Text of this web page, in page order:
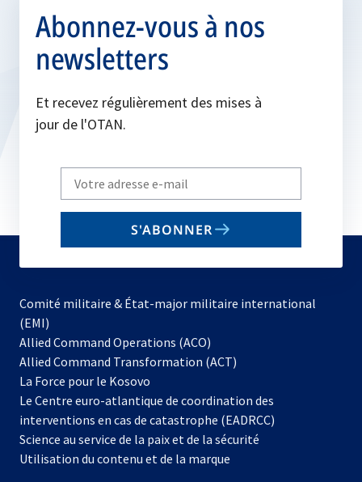
Abonnez-vous à nos
newsletters
Et recevez régulièrement des mises à
jour de l'OTAN.
Write
your
email
S'ABONNER
Comité militaire & État-major militaire international
(EMI)
Allied Command Operations (ACO)
dans
nouvel
onglet
Allied Command Transformation (ACT)
La Force pour le Kosovo
dans
un
nouvel
onglet
Le Centre euro-atlantique de coordination des
interventions en cas de catastrophe (EADRCC)
Science au service de la paix et de la sécurité
Utilisation du contenu et de la marque